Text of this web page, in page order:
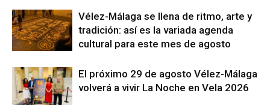
Vélez-Málaga se llena de ritmo, arte y
tradición: así es la variada agenda
cultural para este mes de agosto
El próximo 29 de agosto Vélez-Málaga
volverá a vivir La Noche en Vela 2026